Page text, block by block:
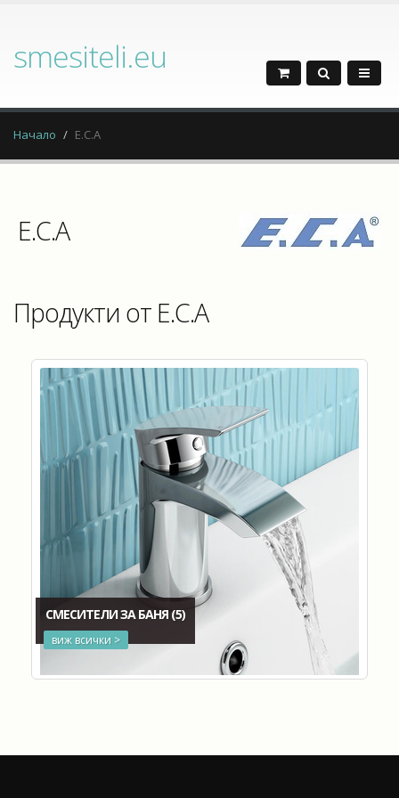
smesiteli.eu
Начало E.C.A
E.C.A
Продукти от E.C.A
СМЕСИТЕЛИ ЗА БАНЯ (5)
виж всички >